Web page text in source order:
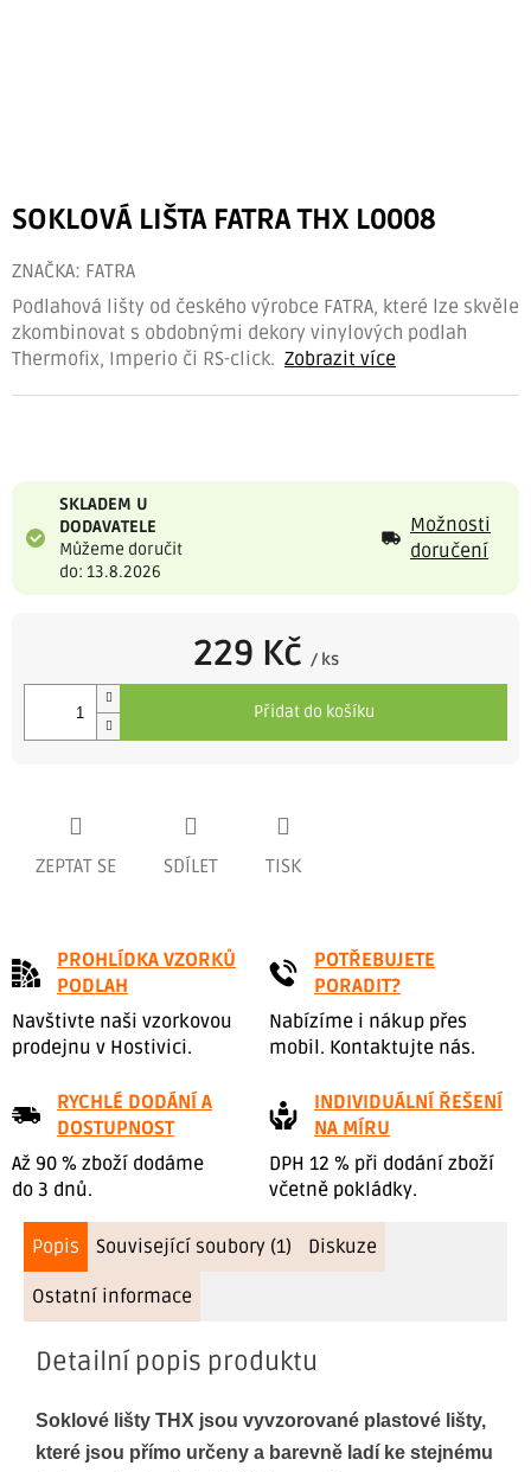
ZNAČKA: FATRA
SOKLOVÁ LIŠTA FATRA THX L0008
SKLADEM U
DODAVATELE
Můžeme doručit
do: 13.8.2026
Možnosti
doručení
Podlahová lišty od českého výrobce FATRA, které lze skvěle
zkombinovat s obdobnými dekory vinylových podlah
Thermofix, Imperio či RS-click. Zobrazit více
TISK
ZEPTAT SE SDÍLET
229 Kč / ks
Měrná
Přidat do košíku
PROHLÍDKA VZORKŮ
PODLAH
Navštivte naši vzorkovou
prodejnu v Hostivici.
POTŘEBUJETE
PORADIT?
Nabízíme i nákup přes
mobil. Kontaktujte nás.
RYCHLÉ DODÁNÍ A
DOSTUPNOST
Až 90 % zboží dodáme
do 3 dnů.
INDIVIDUÁLNÍ ŘEŠENÍ
NA MÍRU
DPH 12 % při dodání zboží
včetně pokládky.
Popis Související soubory (1) Diskuze
Ostatní informace
Detailní popis produktu
Soklové lišty THX jsou vyvzorované plastové lišty,
které jsou přímo určeny a barevně ladí ke stejnému